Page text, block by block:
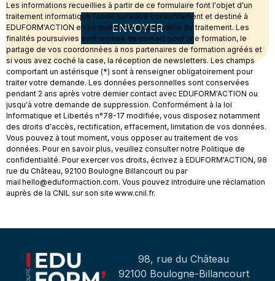
ENVOYER
Les informations recueillies à partir de ce formulaire font l'objet d'un
traitement informatique fondé sur votre consentement et destiné à
EDUFORM'ACTION en sa qualité de responsable de traitement. Les
finalités poursuivies sont la prise de contact pour une formation, le
partage de vos coordonnées à nos partenaires de formation agréés et
si vous avez coché la case, la réception de newsletters. Les champs
comportant un astérisque (*) sont à renseigner obligatoirement pour
traiter votre demande. Les données personnelles sont conservées
pendant 2 ans après votre dernier contact avec EDUFORM'ACTION ou
jusqu'à votre demande de suppression. Conformément à la loi
Informatique et Libertés n°78-17 modifiée, vous disposez notamment
des droits d'accès, rectification, effacement, limitation de vos données.
Vous pouvez à tout moment, vous opposer au traitement de vos
données. Pour en savoir plus, veuillez consulter notre Politique de
confidentialité. Pour exercer vos droits, écrivez à EDUFORM'ACTION, 98
rue du Château, 92100 Boulogne Billancourt ou par
mail hello@eduformaction.com. Vous pouvez introduire une réclamation
auprès de la CNIL sur son site www.cnil.fr.
98, rue du Château
92100 Boulogne-Billancourt